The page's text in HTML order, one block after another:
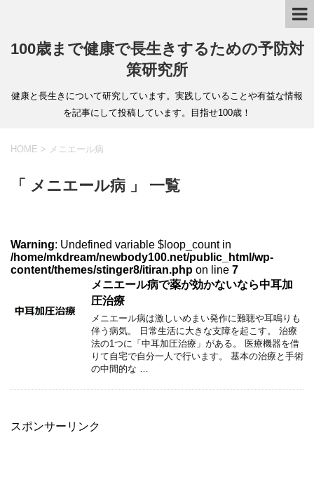
100歳まで健康で長生きするための予防対
策研究所
健康と長生きについて研究しています。実践していることや有益な情報
を記事にして投稿しています。目指せ100歳！
HOME > メニエール病
「 メニエール病 」 一覧
Warning: Undefined variable $loop_count in
/home/mkdream/newbody100.net/public_html/wp-
content/themes/stinger8/itiran.php on line 7
メニエール病で薬が効かないなら中耳加
圧治療
メニエール病は激しいめまい発作に難聴や耳鳴りも
伴う病気。 日常生活に大きな支障を起こす。 治療
法の1つに「中耳加圧治療」がある。 医療機器を借
りて自宅で自分一人で行います。 基本の治療と手術
の中間的な …
スポンサーリンク